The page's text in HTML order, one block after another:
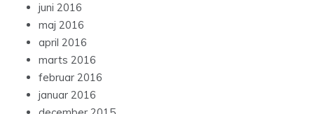
juni 2016
maj 2016
april 2016
marts 2016
februar 2016
januar 2016